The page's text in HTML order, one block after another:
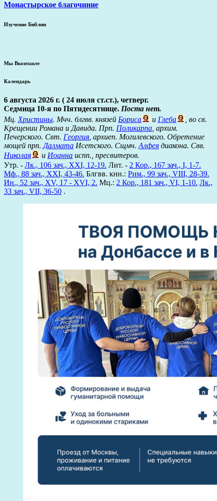
Монастырское благочиние
Изучение Библии
Мы Вконтакте
Календарь
6 августа 2026 г. ( 24 июля ст.ст.), четверг.
Седмица 10-я по Пятидесятнице. Поста нет.
Мц.Христины. Мчч. блгвв. князей Бориса и Глеба
, во св.
Крещении Романа и Давида. Прп. Поликарпа, архим.
Печерского. Свт. Георгия, архиеп. Могилевского. Обретение
мощей прп.Далмата Исетского. Сщмч.Алфея диакона. Свв.
Николая
и Иоанна испп., пресвитеров.
Утр. - Лк., 106 зач., XXI, 12-19. Лит. - 2 Кор., 167 зач., I, 1-7.
Мф., 88 зач., XXI, 43-46. Блгвв. кнн.: Рим., 99 зач., VIII, 28-39.
Ин., 52 зач., XV, 17 - XVI, 2. Мц.: 2 Кор., 181 зач., VI, 1-10. Лк.,
33 зач., VII, 36-50 .